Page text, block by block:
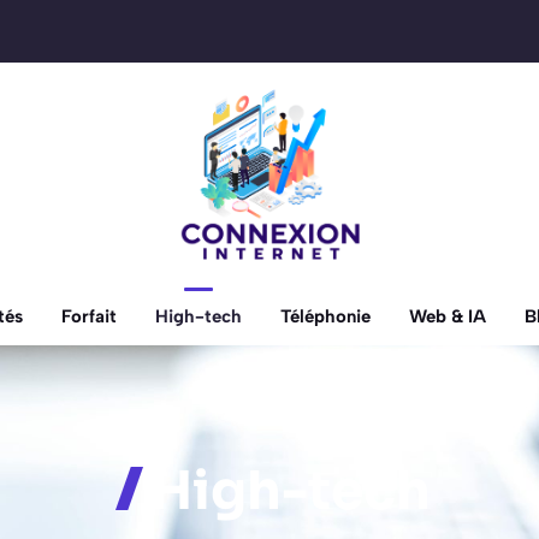
Forfait High-tech Téléphonie Web & IA
High-tech